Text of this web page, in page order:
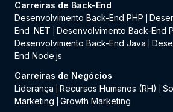
Carreiras de Back-End
Desenvolvimento Back-End PHP
End .NET
Desenvolvimento Back-End
Desenvolvimento Back-End Java
End Node.js
Carreiras de Negócios
Liderança
Recursos Humanos (RH)
Marketing
Growth Marketing